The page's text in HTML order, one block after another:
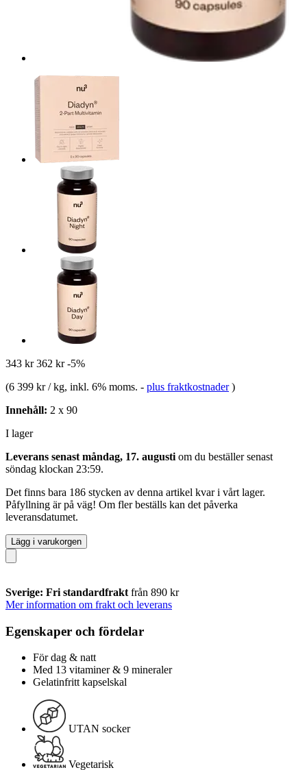
343 kr 362 kr -5%
(6 399 kr / kg, inkl. 6% moms. - plus fraktkostnader )
Innehåll: 2 x 90
I lager
Leverans senast måndag, 17. augusti om du beställer senast
söndag klockan 23:59.
Det finns bara 186 stycken av denna artikel kvar i vårt lager.
Påfyllning är på väg! Om fler beställs kan det påverka
leveransdatumet.
Lägg i varukorgen
Sverige: Fri standardfrakt från 890 kr
Mer information om frakt och leverans
Egenskaper och fördelar
För dag & natt
Med 13 vitaminer & 9 mineraler
Gelatinfritt kapselskal
UTAN socker
Vegetarisk